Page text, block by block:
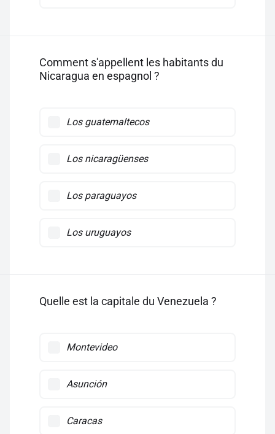
Comment s'appellent les habitants du
Nicaragua en espagnol ?
Los guatemaltecos
Los nicaragüenses
Los paraguayos
Los uruguayos
Quelle est la capitale du Venezuela ?
Montevideo
Asunción
Caracas